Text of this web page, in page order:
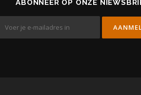
ABONNEER OP ONZE